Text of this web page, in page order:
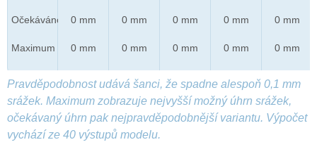
Očekáváno
Maximum
0 mm
0 mm
0 mm
0 mm
0 mm
0 mm
0 mm
0 mm
0 mm
0 mm
Pravděpodobnost udává šanci, že spadne alespoň 0,1 mm
srážek. Maximum zobrazuje nejvyšší možný úhrn srážek,
očekávaný úhrn pak nejpravděpodobnější variantu. Výpočet
vychází ze 40 výstupů modelu.